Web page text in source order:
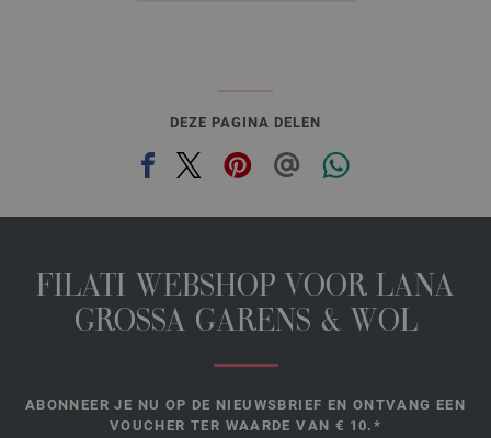
DEZE PAGINA DELEN
FILATI WEBSHOP VOOR LANA
GROSSA GARENS & WOL
ABONNEER JE NU OP DE NIEUWSBRIEF EN ONTVANG EEN
VOUCHER TER WAARDE VAN € 10.*